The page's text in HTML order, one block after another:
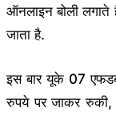
ऑनलाइन बोली लगाते
जाता है.
इस बार यूके 07
रुपये पर जाकर रुकी,